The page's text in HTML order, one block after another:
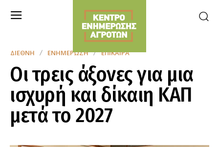
ΔΙΕΘΝΉ ΕΝΗΜΈΡΩΣΗ ΕΠΊΚΑΙΡΑ
Οι τρεις άξονες για μια
ισχυρή και δίκαιη ΚΑΠ
μετά το 2027